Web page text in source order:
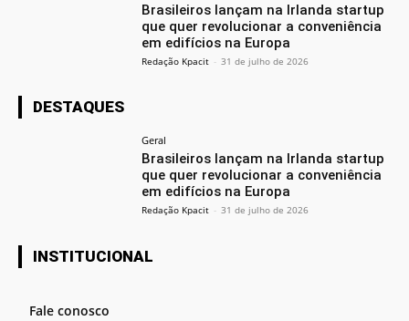
Brasileiros lançam na Irlanda startup
que quer revolucionar a conveniência
em edifícios na Europa
Redação Kpacit - 31 de julho de 2026
DESTAQUES
Geral
Brasileiros lançam na Irlanda startup
que quer revolucionar a conveniência
em edifícios na Europa
Redação Kpacit - 31 de julho de 2026
INSTITUCIONAL
Fale conosco